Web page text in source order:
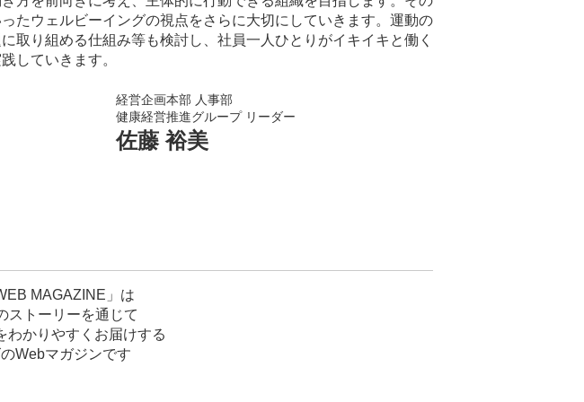
たウェルビーイングの視点をさらに大切にしていきます。運動の
取り組める仕組み等も検討し、社員一人ひとりがイキイキと働く
していきます。​
経営企画本部 人事部
健康経営推進グループ リーダー
佐藤 裕美
MAGAZINE」は
ストーリーを通じて
わかりやすくお届けする
Webマガジンです